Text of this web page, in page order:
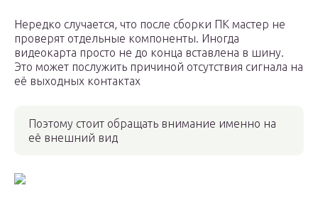
Нередко случается, что после сборки ПК мастер не
проверят отдельные компоненты. Иногда
видеокарта просто не до конца вставлена в шину.
Это может послужить причиной отсутствия сигнала на
её выходных контактах
Поэтому стоит обращать внимание именно на
её внешний вид